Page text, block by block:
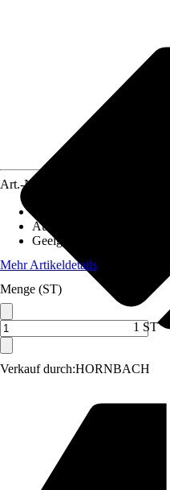
Verkauf durch:HORNBACH
Art.-Nr.
Ausführung
Geeignet für
Mehr Artikeldetails
Menge (ST)
1 ST